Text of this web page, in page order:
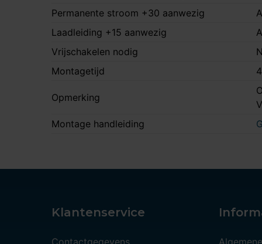
Permanente stroom +30 aanwezig
Laadleiding +15 aanwezig
Vrijschakelen nodig
Montagetijd
Opmerking
Montage handleiding
Klantenservice
Contactgegevens